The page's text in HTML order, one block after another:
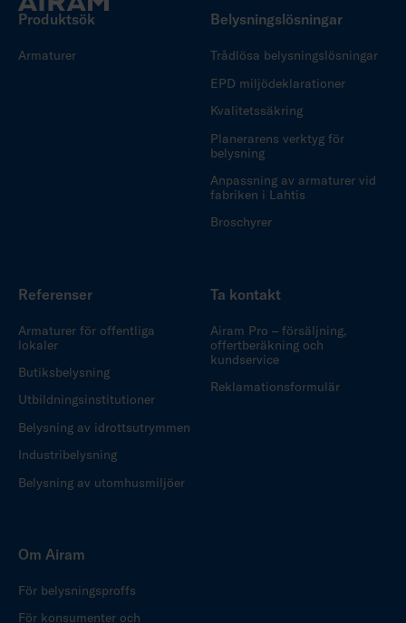
Produktsök
Armaturer
Belysningslösningar
Trådlösa belysningslösningar
EPD miljödeklarationer
Kvalitetssäkring
Planerarens verktyg för
belysning
Anpassning av armaturer vid
fabriken i Lahtis
Broschyrer
Referenser
Armaturer för offentliga
lokaler
Butiksbelysning
Utbildningsinstitutioner
Belysning av idrottsutrymmen
Industribelysning
Belysning av utomhusmiljöer
Ta kontakt
Airam Pro – försäljning,
offertberäkning och
kundservice
Reklamationsformulär
Om Airam
För belysningsproffs
För konsumenter och